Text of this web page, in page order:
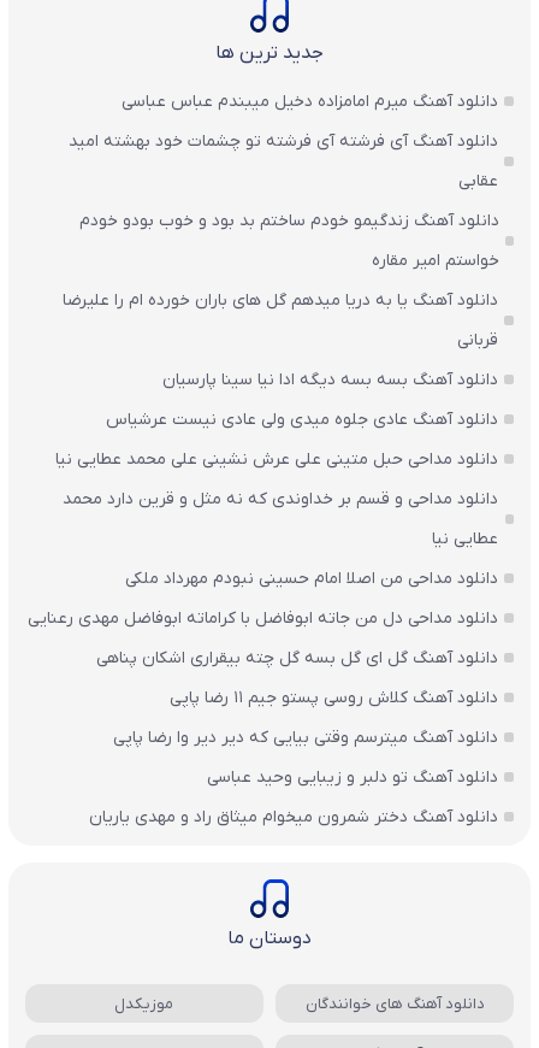
جدید ترین ها
دانلود آهنگ میرم امامزاده دخیل میبندم عباس عباسی
دانلود آهنگ آی فرشته آی فرشته تو چشمات خود بهشته امید
عقابی
دانلود آهنگ زندگیمو خودم ساختم بد بود و خوب بودو خودم
خواستم امیر مقاره
دانلود آهنگ یا به دریا میدهم گل های باران‌ خورده ام را علیرضا
قربانی
دانلود آهنگ بسه بسه دیگه ادا نیا سینا پارسیان
دانلود آهنگ عادی جلوه میدی ولی عادی نیست عرشیاس
دانلود مداحی حبل متینی علی عرش نشینی علی محمد عطایی نیا
دانلود مداحی و قسم بر خداوندی که نه مثل و قرین دارد محمد
عطایی نیا
دانلود مداحی من اصلا امام حسینی نبودم مهرداد ملکی
دانلود مداحی دل من جاته ابوفاضل با کراماته ابوفاضل مهدی رعنایی
دانلود آهنگ گل ای گل بسه گل چته بیقراری اشکان پناهی
دانلود آهنگ کلاش روسی پستو جیم ۱۱ رضا پاپی
دانلود آهنگ میترسم وقتی بیایی که دیر دیر وا رضا پاپی
دانلود آهنگ تو دلبر و زیبایی وحید عباسی
دانلود آهنگ دختر شمرون میخوام میثاق راد و مهدی یاریان
دوستان ما
دانلود آهنگ های خوانندگان موزیکدل